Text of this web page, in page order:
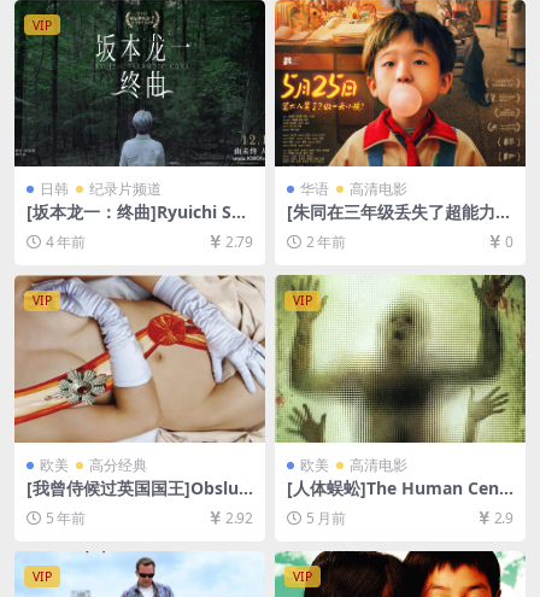
放/下载][MP4/8.5GB][中英字
幕]
字幕]
VIP
日韩 纪录片频道
[坂本龙一：终曲]Ryuichi Sak
amoto: CODA (2017)[百度网
盘+迅雷云盘资源1080P超清
未删减][MP4/6.5GB][日语中
字]
4 年前 2.79
华语 高清电影
[朱同在三年级丢失了超能力]
(2023)[百度网盘+夸克网盘10
80P超清未删减资源][网盘在
线播放/下载][MP4/5.6GB][中
文字幕]
2 年前 0
VIP
欧美 高分经典
[我曾侍候过英国国王]Obsluh
oval jsem anglického krále
(2006)[百度网盘+迅雷云盘资
源1080P超清未删减][MP4/7.
8GB][原声中字]
5 年前 2.92
VIP
欧美 高清电影
[人体蜈蚣]The Human Centi
pede (First Sequence) (200
9)[百度网盘+夸克网盘1080P
超清未删减资源][网盘在线播
放/下载][MP4/5.5GB][中英字
幕]
5 月前 2.9
VIP VIP